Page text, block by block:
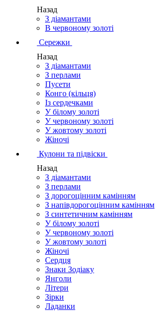
Назад
З діамантами
В червоному золоті
Сережки
Назад
З діамантами
З перлами
Пусети
Конго (кільця)
Із сердечками
У білому золоті
У червоному золоті
У жовтому золоті
Жіночі
Кулони та підвіски
Назад
З діамантами
З перлами
З дорогоцінним камінням
З напівдорогоцінним камінням
З синтетичним камінням
У білому золоті
У червоному золоті
У жовтому золоті
Жіночі
Сердця
Знаки Зодіаку
Янголи
Літери
Зірки
Ладанки